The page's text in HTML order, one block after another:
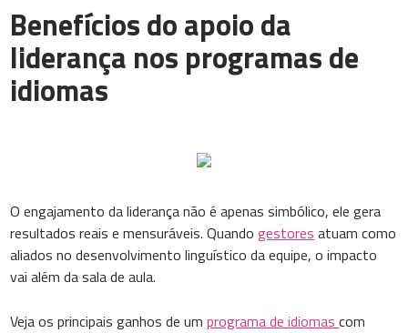
Benefícios do apoio da
liderança nos programas de
idiomas
O engajamento da liderança não é apenas simbólico, ele gera
resultados reais e mensuráveis. Quandogestores atuam como
aliados no desenvolvimento linguístico da equipe, o impacto
vai além da sala de aula.
Veja os principais ganhos de umprograma de idiomascom